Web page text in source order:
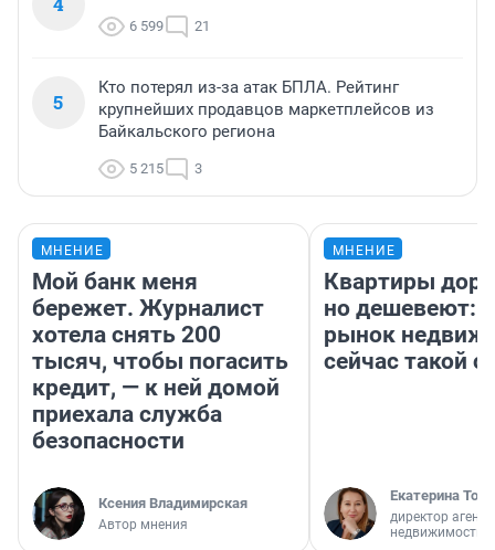
6 599 21
5
Кто потерял из-за атак БПЛА. Рейтинг
крупнейших продавцов маркетплейсов из
Байкальского региона
5 215 3
МНЕНИЕ
Мой банк меня
бережет. Журналист
хотела снять 200
тысяч, чтобы погасить
кредит, — к ней домой
приехала служба
безопасности
Ксения Владимирская
Автор мнения
МНЕНИЕ
Квартиры
но дешевеют:
рынок
сейчас такой
Екатерина
директор
недвижимости